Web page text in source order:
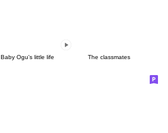
Baby Ogu's little life The classmates